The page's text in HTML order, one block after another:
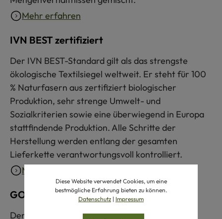
Mehr erfahren
IVN BEST zertifiziert
Der IVN BEST-Standard gilt als das strengste
ökologische Textilsiegel weltweit. Er steht für 100
% Naturfasern aus zertifiziert biologischer
Produktion, sehr strenge Umwelt- und
Sozialkriterien sowie eine überwiegend in Europa
stattfindende Produktion. Alle Schritte der
Herstellung werden entlang der gesamten
Lieferkette verantwortungsvoll kontrolliert.
Mehr erfahren
GOTS zertifiziert
Der Global Organic Textile Standard (GOTS)
Diese Website verwendet Cookies, um eine
bestmögliche Erfahrung bieten zu können.
Datenschutz | Impressum